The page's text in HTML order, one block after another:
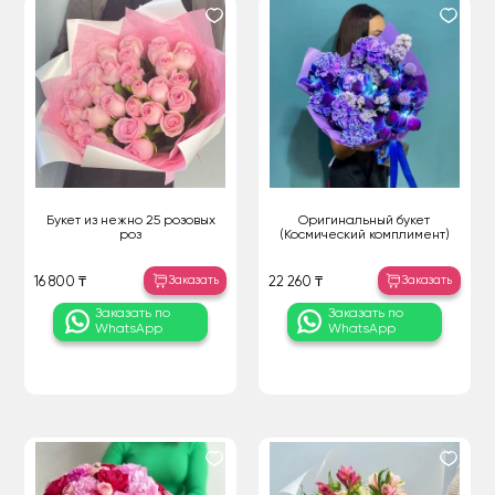
Букет из нежно 25 розовых
роз
16 800 ₸ Заказать
Заказать по
WhatsApp
Оригинальный букет
(Космический комплимент)
22 260 ₸ Заказать
Заказать по
WhatsApp